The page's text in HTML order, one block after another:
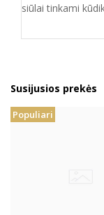
siūlai tinkami
Susijusios prekės
Populiari